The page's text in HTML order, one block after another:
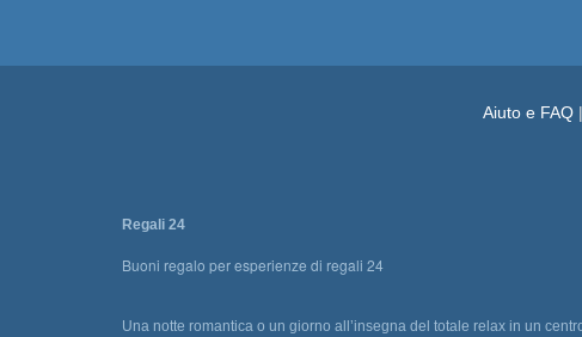
Aiuto e FAQ |
Regali 24
Buoni regalo per esperienze di regali 24
Una notte romantica o un giorno all’insegna del totale relax in un